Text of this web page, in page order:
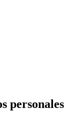
personales